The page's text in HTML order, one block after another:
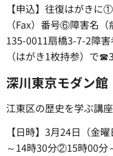
【申込】往復はがき
（Fax）番号⑥障害名
135-0011扇橋3-7-2障
（はがき1枚持参）
深川東京モダン
江東区の歴史を学ぶ講座
【日時】3月24日（金
～14時30分②15時00分